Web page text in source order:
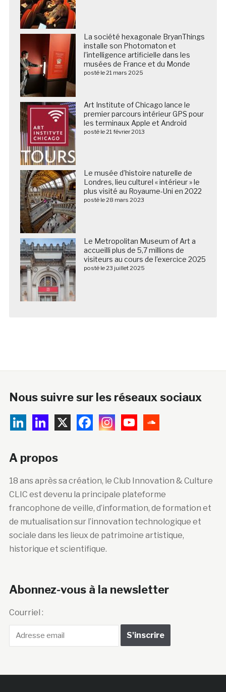
La société hexagonale BryanThings
installe son Photomaton et
l’intelligence artificielle dans les
musées de France et du Monde
posté le 21 mars 2025
Art Institute of Chicago lance le
premier parcours intérieur GPS pour
les terminaux Apple et Android
posté le 21 février 2013
Le musée d’histoire naturelle de
Londres, lieu culturel « intérieur » le
plus visité au Royaume-Uni en 2022
posté le 28 mars 2023
Le Metropolitan Museum of Art a
accueilli plus de 5,7 millions de
visiteurs au cours de l’exercice 2025
posté le 23 juillet 2025
Nous suivre sur les réseaux sociaux
A propos
18 ans après sa création, le Club Innovation & Culture
CLIC est devenu la principale plateforme
francophone de veille, d’information, de formation et
de mutualisation sur l’innovation technologique et
sociale dans les lieux de patrimoine artistique,
historique et scientifique.
Abonnez-vous à la newsletter
Courriel :